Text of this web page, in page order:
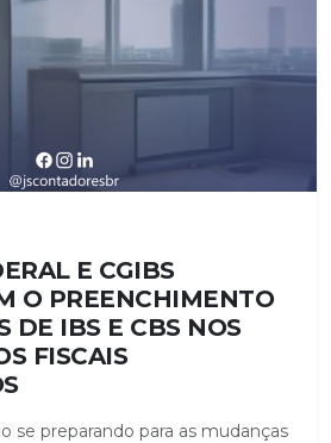
E CGIBS
O PREENCHIMENTO
DE IBS E CBS NOS
FISCAIS
se preparando para as mudanças